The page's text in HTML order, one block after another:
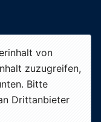
von
zuzugreifen,
Bitte
Drittanbieter